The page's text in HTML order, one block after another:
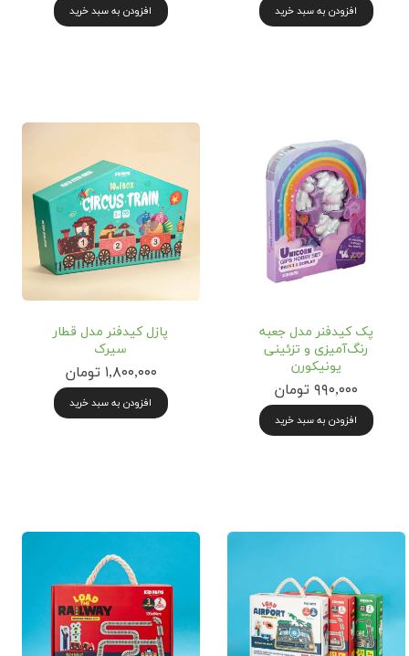
افزودن به سبد خرید افزودن به سبد خرید
پک کیدفنر مدل جعبه
رنگ‌آمیزی و تزئینی
یونیکورن
۹۹۰,۰۰۰ تومان
افزودن به سبد خرید
پازل کیدفنر مدل قطار
سیرک
۱,۸۰۰,۰۰۰ تومان
افزودن به سبد خرید